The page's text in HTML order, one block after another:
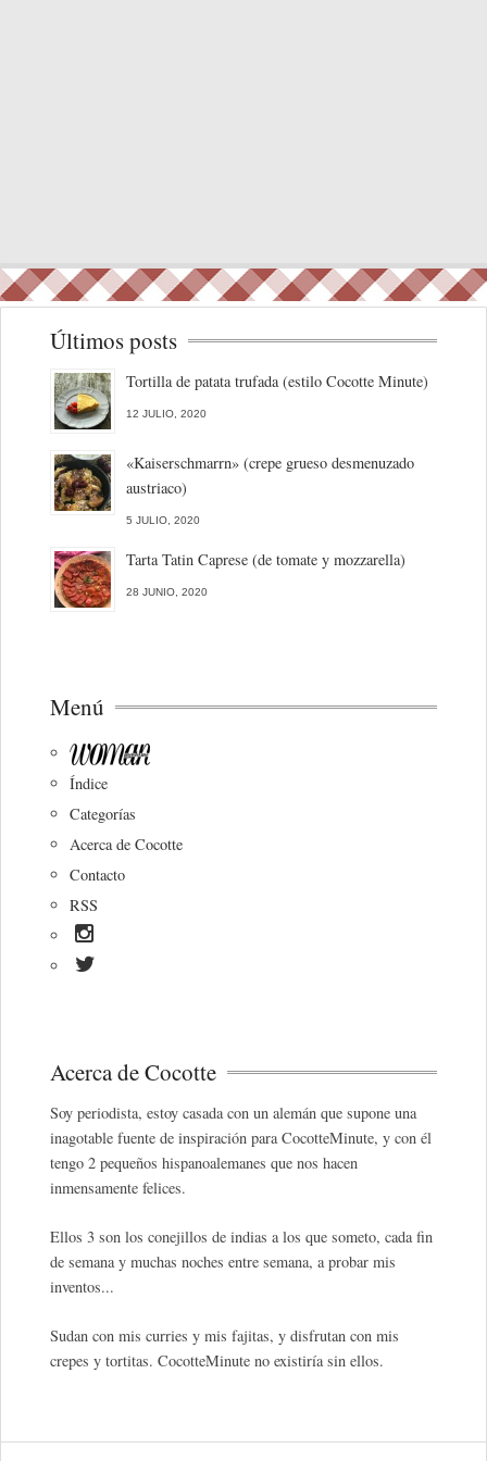
Últimos posts
Tortilla de patata trufada (estilo Cocotte Minute)
12 JULIO, 2020
«Kaiserschmarrn» (crepe grueso desmenuzado
austriaco)
5 JULIO, 2020
Tarta Tatin Caprese (de tomate y mozzarella)
28 JUNIO, 2020
Menú
Índice
Categorías
Acerca de Cocotte
Contacto
RSS
Acerca de Cocotte
Soy periodista, estoy casada con un alemán que supone una
inagotable fuente de inspiración para CocotteMinute, y con él
tengo 2 pequeños hispanoalemanes que nos hacen
inmensamente felices.
Ellos 3 son los conejillos de indias a los que someto, cada fin
de semana y muchas noches entre semana, a probar mis
inventos...
Sudan con mis curries y mis fajitas, y disfrutan con mis
crepes y tortitas. CocotteMinute no existiría sin ellos.